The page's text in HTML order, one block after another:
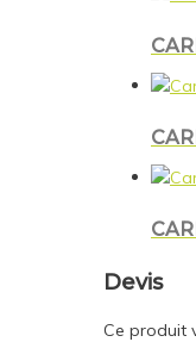
Devis
Ce produit